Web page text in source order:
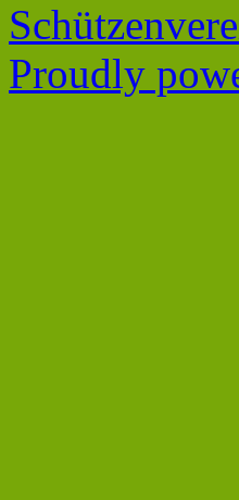
Proudly